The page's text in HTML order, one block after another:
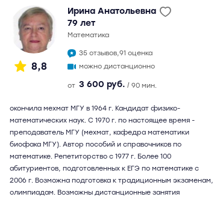
8,8
Ирина Анатольевна
79 лет
математика
35 отзывов,91 оценка
можно дистанционно
от 3 600 руб. / 90 мин.
окончила мехмат МГУ в 1964 г. Кандидат физико-
математических наук. С 1970 г. по настоящее время -
преподаватель МГУ (мехмат, кафедра математики
биофака МГУ). Автор пособий и справочников по
математике. Репетиторство с 1977 г. Более 100
абитуриентов, подготовленных к ЕГЭ по математике с
2006 г. Возможна подготовка к традиционным экзаменам,
олимпиадам. Возможны дистанционные занятия